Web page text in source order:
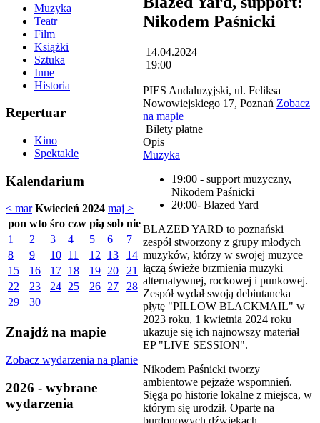
Muzyka
Teatr
Film
Książki
Sztuka
Inne
Historia
Repertuar
Kino
Spektakle
Kalendarium
< mar Kwiecień 2024 maj >
pon wto śro czw pią sob nie
1
2 3 4 5 6
7
8
9 10 11 12 13
14
15
16 17 18 19 20
21
22
23 24 25 26 27
28
29
30
Znajdź na mapie
Zobacz wydarzenia na planie
2026 - wybrane
wydarzenia
Nikodem Paśnicki
14.04.2024
19:00
PIES Andaluzyjski, ul. Feliksa
Nowowiejskiego 17, Poznań Zobacz
na mapie
Bilety płatne
Opis
Muzyka
19:00 - support muzyczny,
Nikodem Paśnicki
20:00- Blazed Yard
BLAZED YARD to poznański
zespół stworzony z grupy młodych
muzyków, którzy w swojej muzyce
łączą świeże brzmienia muzyki
alternatywnej, rockowej i punkowej.
Zespół wydał swoją debiutancka
płytę "PILLOW BLACKMAIL" w
2023 roku, 1 kwietnia 2024 roku
ukazuje się ich najnowszy materiał
EP "LIVE SESSION".
Nikodem Paśnicki tworzy
ambientowe pejzaże wspomnień.
Sięga po historie lokalne z miejsca, w
którym się urodził. Oparte na
burdonowych dźwiękach